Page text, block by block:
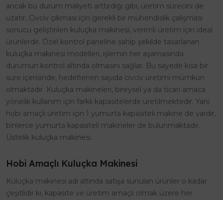
ancak bu durum maliyeti arttırdığı gibi, üretim sürecini de
uzatır. Civciv çıkması için gerekli bir mühendislik çalışması
sonucu geliştirilen kuluçka makinesi, verimli üretim için ideal
ürünlerdir. Özel kontrol paneline sahip şekilde tasarlanan
kuluçka makinesi modelleri, işlemin her aşamasında
durumun kontrol altında olmasını sağlar. Bu sayede kısa bir
süre içerisinde, hedeflenen sayıda civciv üretimi mümkün
olmaktadır. Kuluçka makineleri, bireysel ya da ticari amaca
yönelik kullanım için farklı kapasitelerde üretilmektedir. Yani
hobi amaçlı üretim için 1 yumurta kapasiteli makine de vardır,
binlerce yumurta kapasiteli makineler de bulunmaktadır.
Üstelik kuluçka makinesi.
Hobi Amaçlı Kuluçka Makinesi
Kuluçka makinesi adı altında satışa sunulan ürünler o kadar
çeşitlidir ki, kapasite ve üretim amaçlı olmak üzere her